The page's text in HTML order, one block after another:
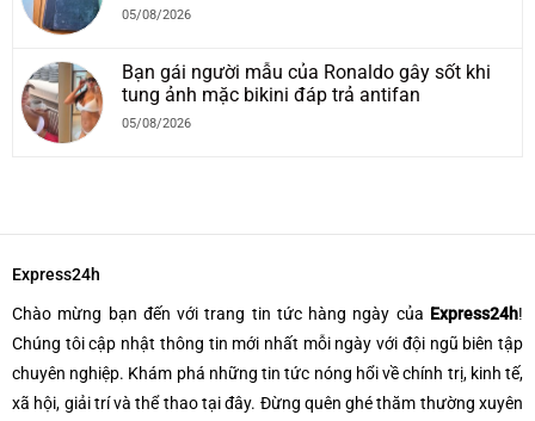
05/08/2026
Bạn gái người mẫu của Ronaldo gây sốt khi
tung ảnh mặc bikini đáp trả antifan
05/08/2026
Express24h
Chào mừng bạn đến với trang tin tức hàng ngày của Express24h!
Chúng tôi cập nhật thông tin mới nhất mỗi ngày với đội ngũ biên tập
chuyên nghiệp. Khám phá những tin tức nóng hổi về chính trị, kinh tế,
xã hội, giải trí và thể thao tại đây. Đừng quên ghé thăm thường xuyên